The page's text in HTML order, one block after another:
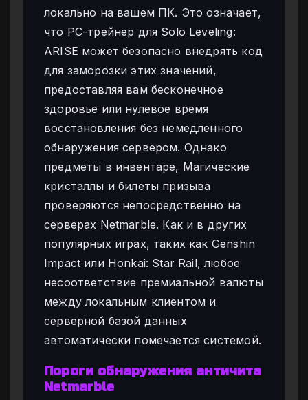
локально на вашем ПК. Это означает,
что PC-трейнер для Solo Leveling:
ARISE может безопасно внедрять код
для заморозки этих значений,
предоставляя вам бесконечное
здоровье или нулевое время
восстановления без немедленного
обнаружения сервером. Однако
предметы в инвентаре, Магические
кристаллы и билеты призыва
проверяются непосредственно на
серверах Netmarble. Как и в других
популярных играх, таких как Genshin
Impact или Honkai: Star Rail, любое
несоответствие премиальной валюты
между локальным клиентом и
серверной базой данных
автоматически помечается системой.
Пороги обнаружения античита
Netmarble